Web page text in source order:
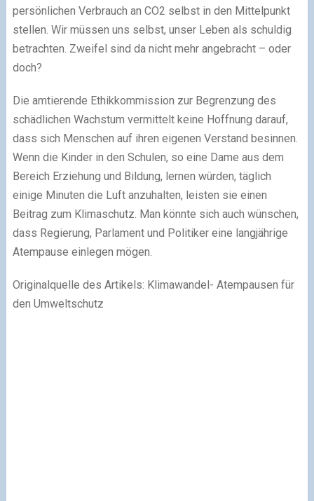
persönlichen Verbrauch an CO2 selbst in den Mittelpunkt
stellen. Wir müssen uns selbst, unser Leben als schuldig
betrachten. Zweifel sind da nicht mehr angebracht – oder
doch?
Die amtierende Ethikkommission zur Begrenzung des
schädlichen Wachstum vermittelt keine Hoffnung darauf,
dass sich Menschen auf ihren eigenen Verstand besinnen.
Wenn die Kinder in den Schulen, so eine Dame aus dem
Bereich Erziehung und Bildung, lernen würden, täglich
einige Minuten die Luft anzuhalten, leisten sie einen
Beitrag zum Klimaschutz. Man könnte sich auch wünschen,
dass Regierung, Parlament und Politiker eine langjährige
Atempause einlegen mögen.
Originalquelle des Artikels: Klimawandel- Atempausen für
den Umweltschutz